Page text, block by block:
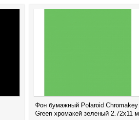
Фон бумажный Polaroid Chromakey
Green хромакей зеленый 2.72x11 м